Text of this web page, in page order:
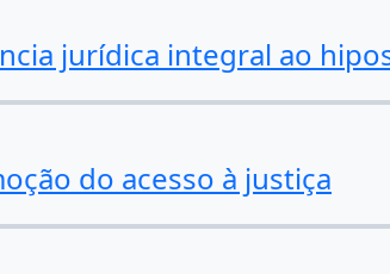
jurídica integral ao
do acesso à justiça